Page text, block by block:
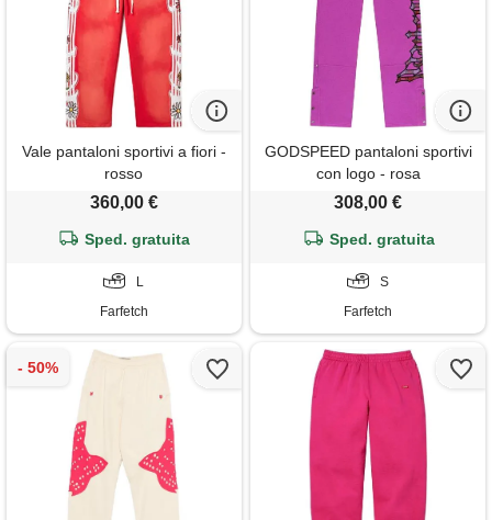
Vale pantaloni sportivi a fiori -
rosso
360,00 €
Sped. gratuita
L
Farfetch
GODSPEED pantaloni sportivi
con logo - rosa
308,00 €
Sped. gratuita
S
Farfetch